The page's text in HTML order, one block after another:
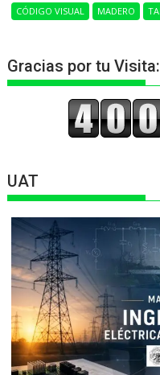
CÓDIGO VISUAL MADERO
Gracias por tu Visita:
UAT